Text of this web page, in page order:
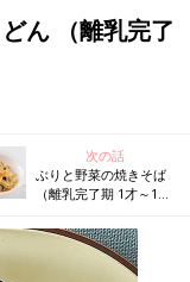
ん （離乳完了
次の話
ぶりと野菜の焼きそば
（離乳完了期 1才～1才